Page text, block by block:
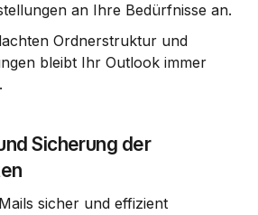
an Ihre Bedürfnisse an.
Ordnerstruktur und
bleibt Ihr Outlook immer
Sicherung der
sicher und effizient